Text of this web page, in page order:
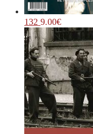
132 9.00€